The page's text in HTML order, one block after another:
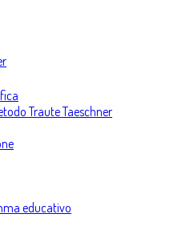
Traute Taeschner
educativo